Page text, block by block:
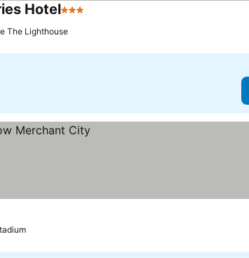
Hotel3 Estrelas
The Lighthouse